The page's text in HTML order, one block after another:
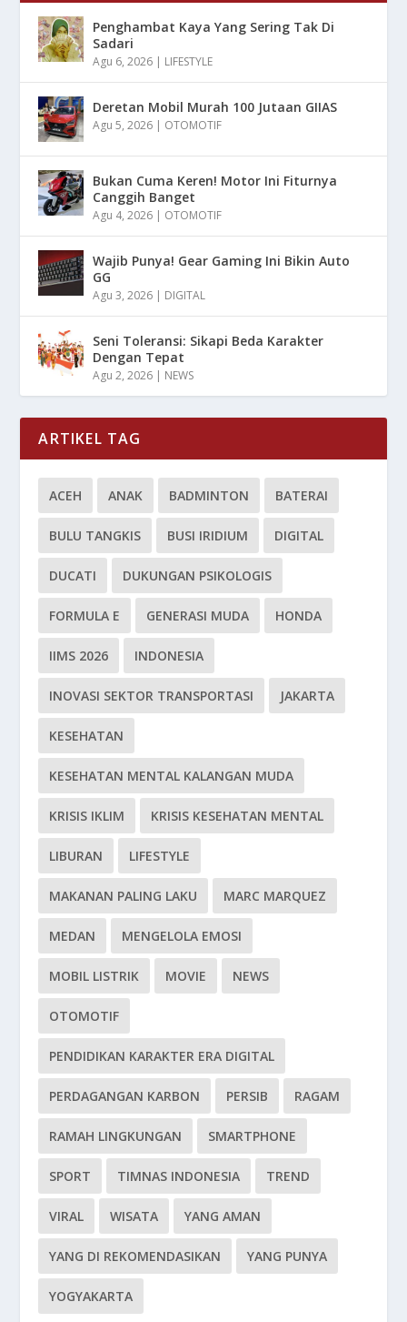
Penghambat Kaya Yang Sering Tak Di
Sadari
Agu 6, 2026 | LIFESTYLE
Deretan Mobil Murah 100 Jutaan GIIAS
Agu 5, 2026 | OTOMOTIF
Bukan Cuma Keren! Motor Ini Fiturnya
Canggih Banget
Agu 4, 2026 | OTOMOTIF
Wajib Punya! Gear Gaming Ini Bikin Auto
GG
Agu 3, 2026 | DIGITAL
Seni Toleransi: Sikapi Beda Karakter
Dengan Tepat
Agu 2, 2026 | NEWS
ARTIKEL TAG
ACEH ANAK BADMINTON BATERAI
BULU TANGKIS BUSI IRIDIUM DIGITAL
DUCATI DUKUNGAN PSIKOLOGIS
FORMULA E GENERASI MUDA HONDA
IIMS 2026 INDONESIA
INOVASI SEKTOR TRANSPORTASI JAKARTA
KESEHATAN
KESEHATAN MENTAL KALANGAN MUDA
KRISIS IKLIM KRISIS KESEHATAN MENTAL
LIBURAN LIFESTYLE
MAKANAN PALING LAKU MARC MARQUEZ
MEDAN MENGELOLA EMOSI
MOBIL LISTRIK MOVIE NEWS
OTOMOTIF
PENDIDIKAN KARAKTER ERA DIGITAL
PERDAGANGAN KARBON PERSIB RAGAM
RAMAH LINGKUNGAN SMARTPHONE
SPORT TIMNAS INDONESIA TREND
VIRAL WISATA YANG AMAN
YANG DI REKOMENDASIKAN YANG PUNYA
YOGYAKARTA